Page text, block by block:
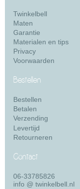
Twinkelbell
Maten
Garantie
Materialen en tips
Privacy
Voorwaarden
Bestellen
Bestellen
Betalen
Verzending
Levertijd
Retourneren
Contact
06-33785826
info @ twinkelbell.nl